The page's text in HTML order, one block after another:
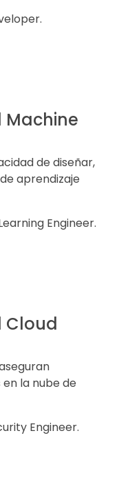
Machine
de diseñar,
aprendizaje
Engineer.
Cloud
la nube de
Engineer.